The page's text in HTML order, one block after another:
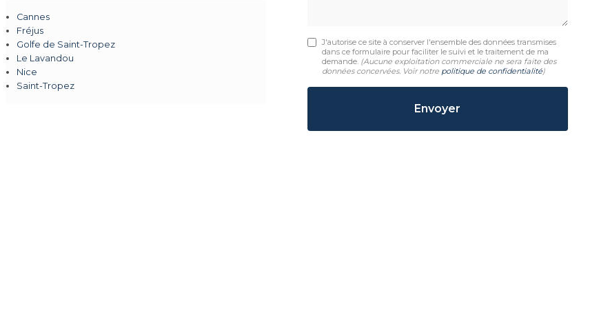
Cannes
Fréjus
Golfe de Saint-Tropez
Le Lavandou
Nice
Saint-Tropez
J'autorise ce site à conserver l'ensemble des données transmises
dans ce formulaire pour faciliter le suivi et le traitement de ma
demande. (Aucune exploitation commerciale ne sera faite des
données concervées. Voir notre politique de confidentialité)